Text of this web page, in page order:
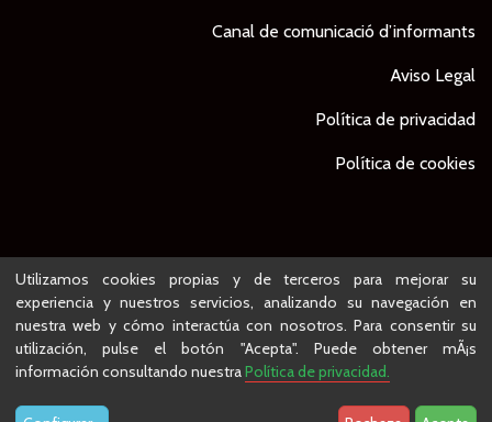
Canal de comunicació d’informants
Aviso Legal
Política de privacidad
Política de cookies
© Ajuntament de Lleida - Proyecto desarrollado por
Utilizamos cookies propias y de terceros para mejorar su
experiencia y nuestros servicios, analizando su navegación en
nuestra web y cómo interactúa con nosotros. Para consentir su
utilización, pulse el botón "Acepta". Puede obtener mÃ¡s
información consultando nuestraPolítica de privacidad.